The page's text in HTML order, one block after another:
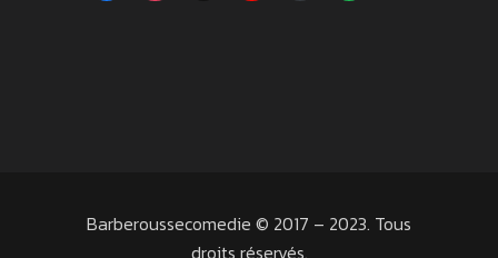
Barberoussecomedie © 2017 – 2023. Tous
droits réservés.